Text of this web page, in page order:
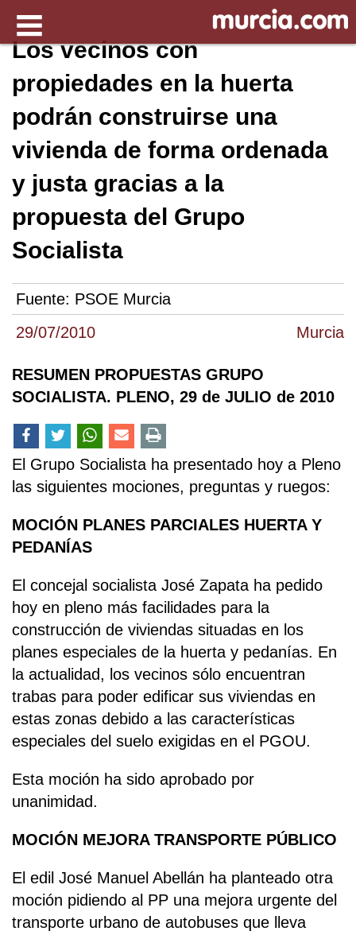
29/07/2010 Murcia
Los vecinos con
propiedades en la huerta
podrán construirse una
vivienda de forma ordenada
y justa gracias a la
propuesta del Grupo
Socialista
Fuente: PSOE Murcia
RESUMEN PROPUESTAS GRUPO
SOCIALISTA. PLENO, 29 de JULIO de 2010
El Grupo Socialista ha presentado hoy a Pleno
las siguientes mociones, preguntas y ruegos:
MOCIÓN PLANES PARCIALES HUERTA Y
PEDANÍAS
El concejal socialista José Zapata ha pedido
hoy en pleno más facilidades para la
construcción de viviendas situadas en los
planes especiales de la huerta y pedanías. En
la actualidad, los vecinos sólo encuentran
trabas para poder edificar sus viviendas en
estas zonas debido a las características
especiales del suelo exigidas en el PGOU.
Esta moción ha sido aprobado por
unanimidad.
MOCIÓN MEJORA TRANSPORTE PÚBLICO
El edil José Manuel Abellán ha planteado otra
moción pidiendo al PP una mejora urgente del
transporte urbano de autobuses que lleva